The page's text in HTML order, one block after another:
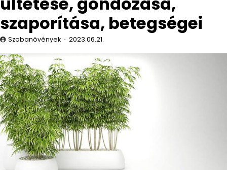
szaporítása, betegségei
Szobanövények 2023.06.21.